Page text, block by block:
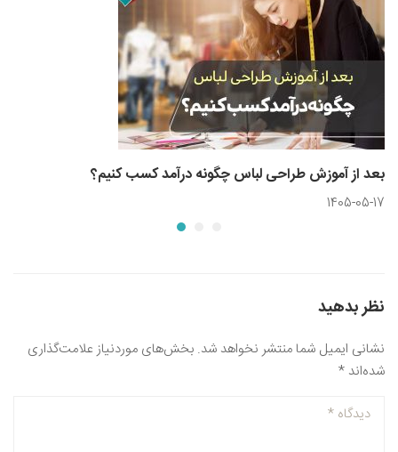
بعد از آموزش طراحی لباس چگونه درآمد کسب کنیم؟
1405-05-17
نظر بدهید
نشانی ایمیل شما منتشر نخواهد شد. بخش‌های موردنیاز علامت‌گذاری
شده‌اند *